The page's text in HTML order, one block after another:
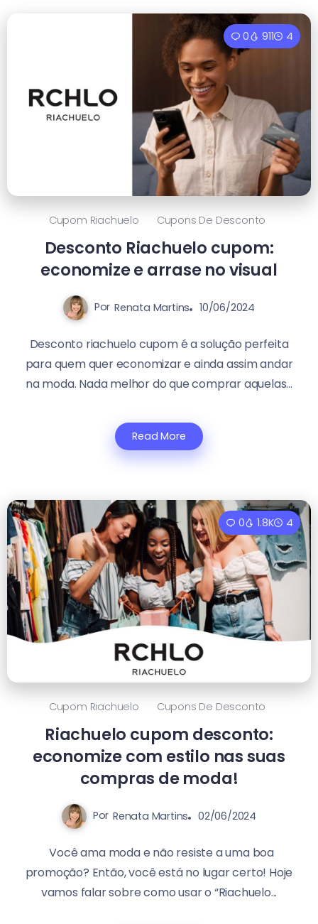
0 911 4
Cupom Riachuelo Cupons De Desconto
Desconto Riachuelo cupom:
economize e arrase no visual
Por Renata Martins 10/06/2024
Desconto riachuelo cupom é a solução perfeita
para quem quer economizar e ainda assim andar
na moda. Nada melhor do que comprar aquelas...
Read More
0 1.8K 4
Cupom Riachuelo Cupons De Desconto
Riachuelo cupom desconto:
economize com estilo nas suas
compras de moda!
Por Renata Martins 02/06/2024
Você ama moda e não resiste a uma boa
promoção? Então, você está no lugar certo! Hoje
vamos falar sobre como usar o “Riachuelo...